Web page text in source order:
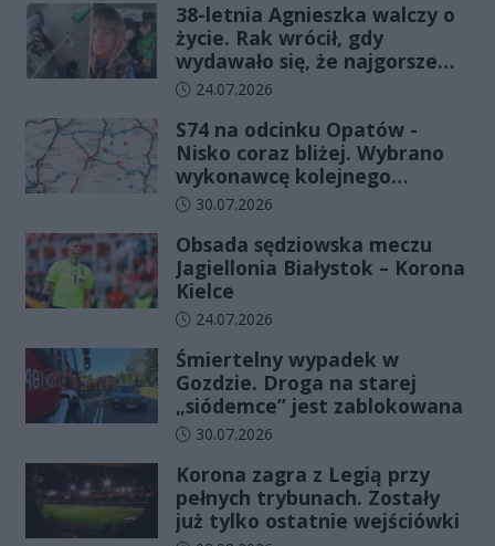
38-letnia Agnieszka walczy o
życie. Rak wrócił, gdy
wydawało się, że najgorsze
już minęło
Data dodania artykułu:
24.07.2026
S74 na odcinku Opatów -
Nisko coraz bliżej. Wybrano
wykonawcę kolejnego
odcinka
Data dodania artykułu:
30.07.2026
Obsada sędziowska meczu
Jagiellonia Białystok – Korona
Kielce
Data dodania artykułu:
24.07.2026
Śmiertelny wypadek w
Gozdzie. Droga na starej
„siódemce” jest zablokowana
Data dodania artykułu:
30.07.2026
Korona zagra z Legią przy
pełnych trybunach. Zostały
już tylko ostatnie wejściówki